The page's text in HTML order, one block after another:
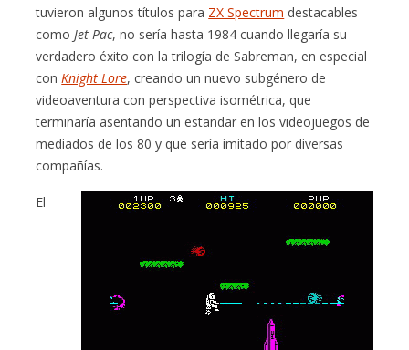
tuvieron algunos títulos para ZX Spectrum destacables
como Jet Pac, no sería hasta 1984 cuando llegaría su
verdadero éxito con la trilogía de Sabreman, en especial
con Knight Lore, creando un nuevo subgénero de
videoaventura con perspectiva isométrica, que
terminaría asentando un estandar en los videojuegos de
mediados de los 80 y que sería imitado por diversas
compañías.
El